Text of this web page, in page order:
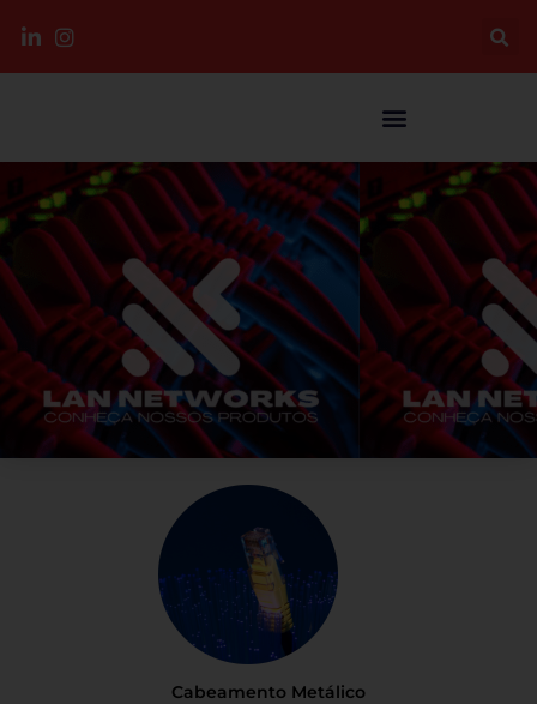
Cabeamento Metálico